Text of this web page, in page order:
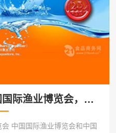
际渔业博览会，济
一批发市场满载而
国